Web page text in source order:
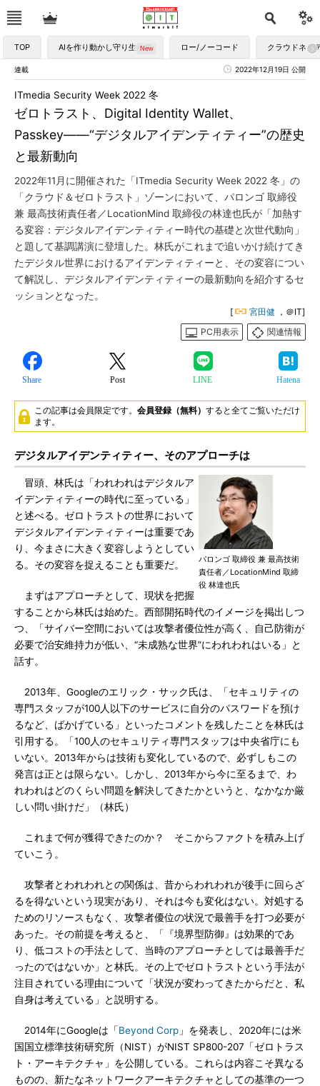
TOP AIを作り動かし守り生かす ロー/ノーコード クラウドネイ
連載 2022年12月19日 公開
ゼロトラスト、Digital Identity Wallet、
Passkey――“デジタルアイデンティティー”の歴史
と最新動向
ITmedia Security Week 2022 冬
2022年11月に開催された「ITmedia Security Week 2022 冬」の
「クラウド＆ゼロトラスト」ゾーンにおいて、パロンゴ 取締役
兼 最高技術責任者／LocationMind 取締役の林達也氏が「加熱す
る変容：デジタルアイデンティティー時代の基礎と次世代動向」
と題して基調講演に登壇した。林氏がこれまで追いかけ続けてき
たデジタル世界におけるアイデンティティーと、その変容につい
て解説し、デジタルアイデンティティーの最新動向を紹介するセ
ッションとなった。
[ 宮田健 ，＠IT]
PC用表示
関連情報
Share Post LINE Hatena
この記事は会員限定です。 会員登録（無料） すると全てご覧いただけ
ます。
デジタルアイデンティティー、そのアプローチは
パロンゴ 取締役 兼 最高技術
責任者／LocationMind 取締
役 林達也氏
冒頭、林氏は「われわれはデジタルア
イデンティティーの時代に至っている」
と述べる。ゼロトラストの世界において
デジタルアイデンティティーは重要であ
り、今まさに大きく変容しようとしてい
る。その変容を捉えることも重要だ。
まずはアプローチとして、現状を把握
することから林氏は始めた。西部開拓時代のイメージを掲出しつ
つ、「サイバー空間においては攻撃者優位性が高く、自己防衛が
必要で治安維持力が低い、“未成熟な世界”にわれわれはいる」と
話す。
2013年、Googleのエリック・サック氏は、「セキュリティの
専門スタッフが100人以下のサービスに自分のパスワードを預け
るなど、ばかげている」といったコメントを残したことを林氏は
引用する。「100人のセキュリティ専門スタッフは中央省庁にも
いない。2013年からは技術も変化しているので、必ずしもこの
発言は正とは限らない。しかし、2013年から今に至るまで、わ
れわれはどのくらい問題を解決してきたかというと、なかなか厳
しい問い掛けだ」（林氏）
これまで何が獲得できたのか？ そこからファクトを積み上げ
ていこう。
攻撃者とわれわれとの関係は、昔からわれわれが後手に回らざ
るを得ないという現実があり、それは今も変化はない。対処する
ためのリソースもなく、攻撃者優位の状況で最善手を打つ必要が
あった。その前提を考えると、「『境界型防御』は効果的であ
り、低コストの手法として、当時のアプローチとしては最善手だ
ったのではないか」と林氏。その上でゼロトラストという手法が
注目されている理由について「状況が変わってきたからだと、私
自身は考えている」と説明する。
2014年にGoogleは「Beyond Corp 」を発表し、2020年には米
国国立標準技術研究所（NIST）がNIST SP800-207「ゼロトラス
ト・アーキテクチャ」を公開している。これらは内容こそ異なる
ものの、新たなネットワークアーキテクチャとしての基準の一つ